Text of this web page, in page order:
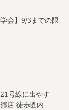
会】9/3までの限
号線に出やす
店 徒歩圏内